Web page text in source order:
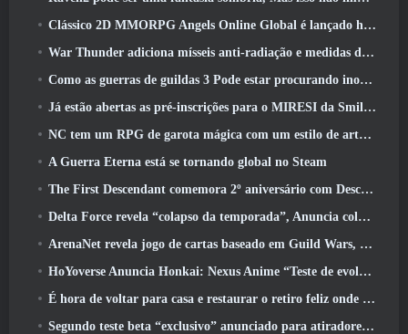
Clássico 2D MMORPG Angels Online Global é lançado hoje
War Thunder adiciona mísseis anti-radiação e medidas de suporte eletrônico na atualização da cavalaria pesada
Como as guerras de guildas 3 Pode estar procurando inovar no espaço MMO
Já estão abertas as pré-inscrições para o MIRESI da Smilegate: Futuro Invisível
NC tem um RPG de garota mágica com um estilo de arte inspirado em anime dos anos 90 em desenvolvimento
A Guerra Eterna está se tornando global no Steam
The First Descendant comemora 2º aniversário com Descendant Fest 2026 Fluxo
Delta Force revela “colapso da temporada”, Anuncia colaboração Rainbow Six Siege
ArenaNet revela jogo de cartas baseado em Guild Wars, Enevoado
HoYoverse Anuncia Honkai: Nexus Anime “Teste de evolução”
É hora de voltar para casa e restaurar o retiro feliz onde os ventos se encontram
Segundo teste beta “exclusivo” anunciado para atiradores de sobrevivência em equipe